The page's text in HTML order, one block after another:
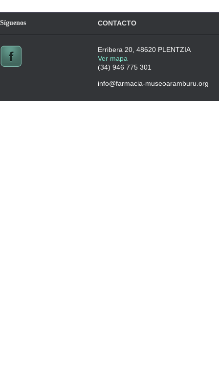
Síguenos CONTACTO
Erribera 20, 48620 PLENTZIA
Ver mapa
(34) 946 775 301
info@farmacia-museoaramburu.org